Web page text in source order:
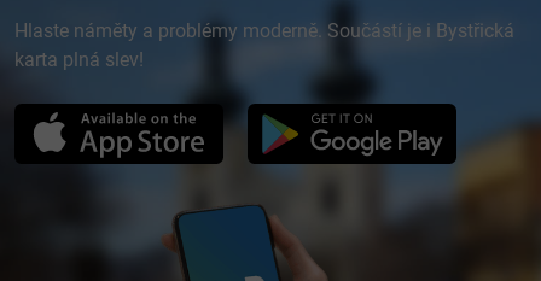
Hlaste náměty a problémy moderně. Součástí je i Bystřická
karta plná slev!